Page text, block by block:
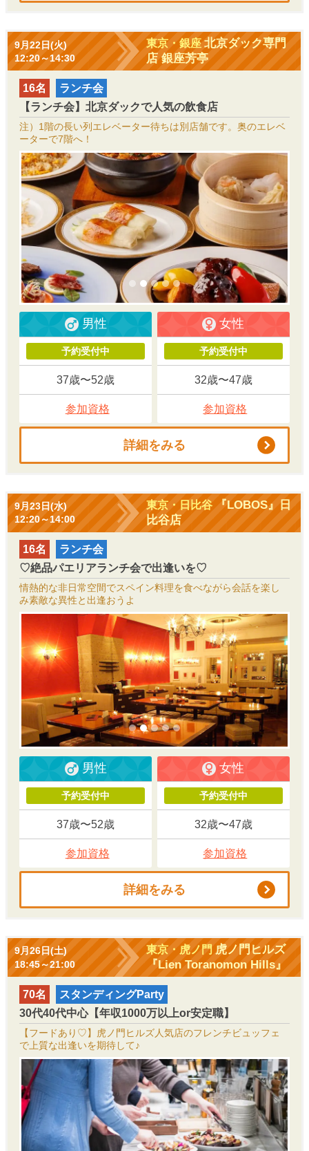
9月22日(火)
12:20～14:30
東京・銀座北京ダック専門
店 銀座芳亭
16名
ランチ会
【ランチ会】北京ダックで人気の飲食店
注）1階の長い列エレベーター待ちは別店舗です。奥のエレベ
ーターで7階へ！
男性
予約受付中
37歳〜52歳
参加資格
女性
予約受付中
32歳〜47歳
参加資格
詳細をみる
9月23日(水)
12:20～14:00
東京・日比谷『LOBOS』日
比谷店
16名
ランチ会
♡絶品パエリアランチ会で出逢いを♡
情熱的な非日常空間でスペイン料理を食べながら会話を楽し
み素敵な異性と出逢おうよ
男性
予約受付中
37歳〜52歳
参加資格
女性
予約受付中
32歳〜47歳
参加資格
詳細をみる
9月26日(土)
18:45～21:00
東京・虎ノ門虎ノ門ヒルズ
『Lien Toranomon Hills』
70名
スタンディングParty
30代40代中心【年収1000万以上or安定職】
【フードあり♡】虎ノ門ヒルズ人気店のフレンチビュッフェ
で上質な出逢いを期待して♪